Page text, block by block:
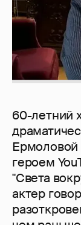
60-летний
Ермоловой
героем
"Света
актер